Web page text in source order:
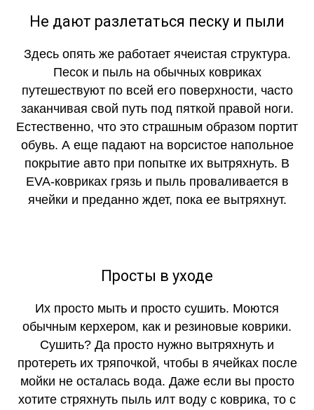
Не дают разлетаться песку и пыли
Здесь опять же работает ячеистая структура.
Песок и пыль на обычных ковриках
путешествуют по всей его поверхности, часто
заканчивая свой путь под пяткой правой ноги.
Естественно, что это страшным образом портит
обувь. А еще падают на ворсистое напольное
покрытие авто при попытке их вытряхнуть. В
EVA-ковриках грязь и пыль проваливается в
ячейки и преданно ждет, пока ее вытряхнут.
Просты в уходе
Их просто мыть и просто сушить. Моются
обычным керхером, как и резиновые коврики.
Сушить? Да просто нужно вытряхнуть и
протереть их тряпочкой, чтобы в ячейках после
мойки не осталась вода. Даже если вы просто
хотите стряхнуть пыль илт воду с коврика, то с